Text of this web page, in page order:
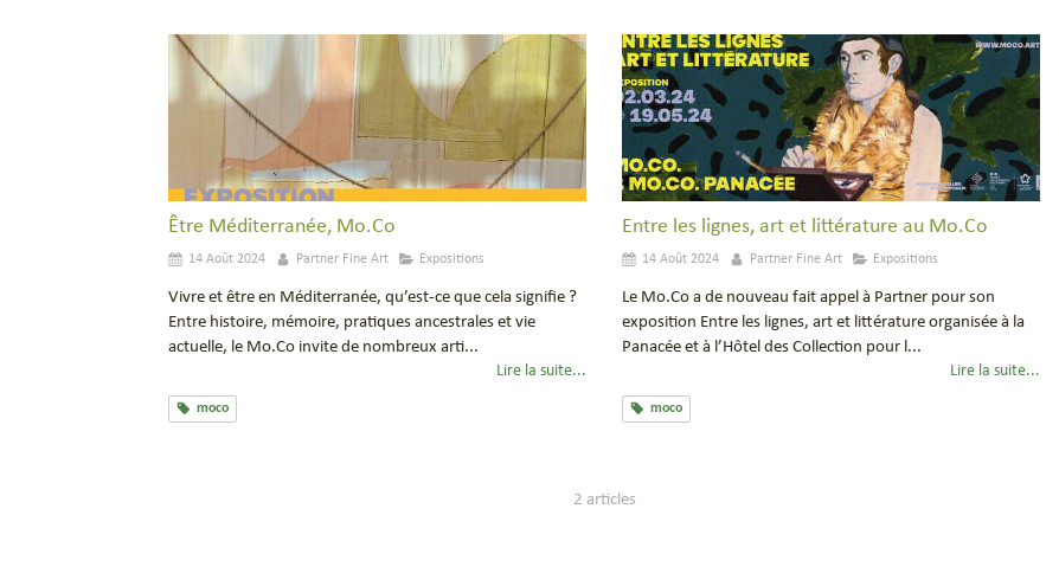
Être Méditerranée, Mo.Co
14 Août 2024 Partner Fine Art Expositions
Vivre et être en Méditerranée, qu’est-ce que cela signifie ?
Entre histoire, mémoire, pratiques ancestrales et vie
actuelle, le Mo.Co invite de nombreux arti...
Lire la suite...
moco
Entre les lignes, art et littérature au Mo.Co
14 Août 2024 Partner Fine Art Expositions
Le Mo.Co a de nouveau fait appel à Partner pour son
exposition Entre les lignes, art et littérature organisée à la
Panacée et à l’Hôtel des Collection pour l...
Lire la suite...
moco
2 articles